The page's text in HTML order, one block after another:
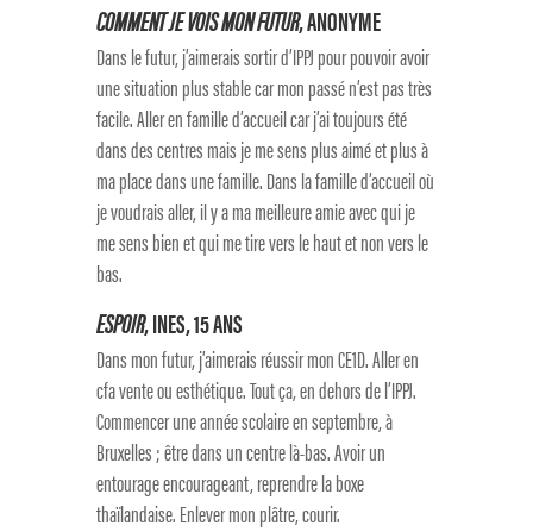
COMMENT JE VOIS MON FUTUR, ANONYME
Dans le futur, j’aimerais sortir d’IPPJ pour pouvoir avoir
une situation plus stable car mon passé n’est pas très
facile. Aller en famille d’accueil car j’ai toujours été
dans des centres mais je me sens plus aimé et plus à
ma place dans une famille. Dans la famille d’accueil où
je voudrais aller, il y a ma meilleure amie avec qui je
me sens bien et qui me tire vers le haut et non vers le
bas.
ESPOIR, INES, 15 ANS
Dans mon futur, j’aimerais réussir mon CE1D. Aller en
cfa vente ou esthétique. Tout ça, en dehors de l’IPPJ.
Commencer une année scolaire en septembre, à
Bruxelles ; être dans un centre là-bas. Avoir un
entourage encourageant, reprendre la boxe
thaïlandaise. Enlever mon plâtre, courir.